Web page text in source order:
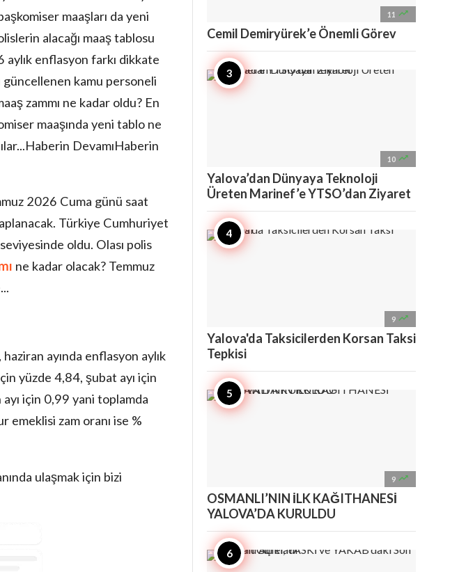
maaşları da yeni
alacağı maaş tablosu
aylık enflasyon farkı dikkate
güncellenen kamu personeli
zammı ne kadar oldu? En
maaşında yeni tablo ne
DevamıHaberin
2026 Cuma günü saat
Türkiye Cumhuriyet
oldu. Olası polis
ne kadar olacak? Temmuz
ayında enflasyon aylık
yüzde 4,84, şubat ayı için
için 0,99 yani toplamda
emeklisi zam oranı ise %
ulaşmak için bizi
11 
Cemil Demiryürek’e Önemli Görev
10 
Yalova’dan Dünyaya Teknoloji
Üreten Marinef’e YTSO’dan Ziyaret
9 
Yalova'da Taksicilerden Korsan Taksi
Tepkisi
9 
OSMANLI’NIN İLK KAĞITHANESİ
YALOVA’DA KURULDU